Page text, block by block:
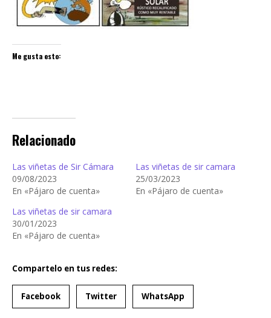
Me gusta esto:
Relacionado
Las viñetas de Sir Cámara
09/08/2023
En «Pájaro de cuenta»
Las viñetas de sir camara
25/03/2023
En «Pájaro de cuenta»
Las viñetas de sir camara
30/01/2023
En «Pájaro de cuenta»
Compartelo en tus redes:
Facebook Twitter WhatsApp